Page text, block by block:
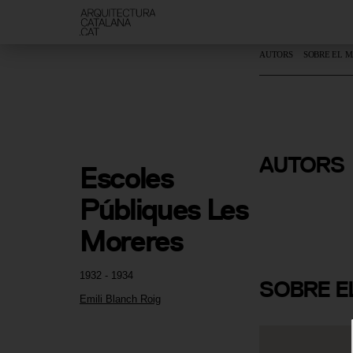
1932 - 1934
Emili Blanch Roig
Escoles
Públiques Les
Moreres
AUTORS SOBRE EL
AUTORS
Emili
SOBRE